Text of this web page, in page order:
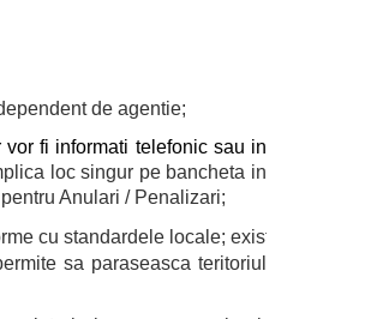
de agentie;
fi informati telefonic sau in
loc singur pe bancheta in
Anulari / Penalizari;
cu standardele locale; existenta
sa paraseasca teritoriul